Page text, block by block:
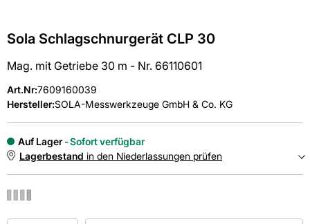
Sola Schlagschnurgerät CLP 30
Mag. mit Getriebe 30 m - Nr. 66110601
Art.Nr:7609160039
Hersteller:SOLA-Messwerkzeuge GmbH & Co. KG
Auf Lager
Sofort verfügbar
Lagerbestand in den Niederlassungen prüfen